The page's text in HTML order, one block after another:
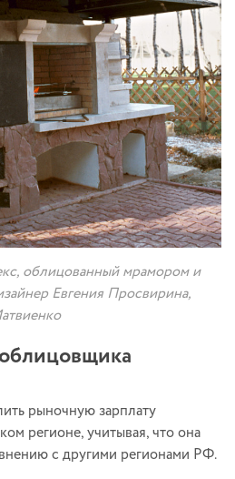
облицованный мрамором и
Евгения Просвирина,
рыночную зарплату
регионе, учитывая, что она
с другими регионами РФ.